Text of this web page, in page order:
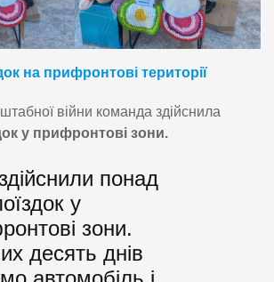
на прифронтові території
війни команда здійснила
у прифронтові зони.
понад
у
зони.
десять днів